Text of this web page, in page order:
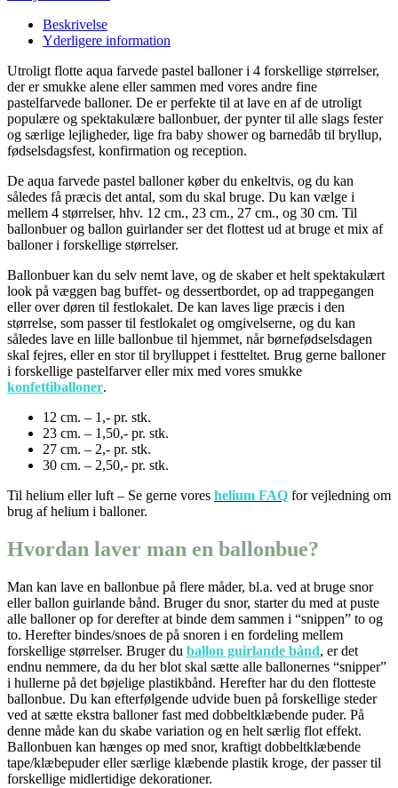
Beskrivelse
Yderligere information
Utroligt flotte aqua farvede pastel balloner i 4 forskellige størrelser,
der er smukke alene eller sammen med vores andre fine
pastelfarvede balloner. De er perfekte til at lave en af de utroligt
populære og spektakulære ballonbuer, der pynter til alle slags fester
og særlige lejligheder, lige fra baby shower og barnedåb til bryllup,
fødselsdagsfest, konfirmation og reception.
De aqua farvede pastel balloner køber du enkeltvis, og du kan
således få præcis det antal, som du skal bruge. Du kan vælge i
mellem 4 størrelser, hhv. 12 cm., 23 cm., 27 cm., og 30 cm. Til
ballonbuer og ballon guirlander ser det flottest ud at bruge et mix af
balloner i forskellige størrelser.
Ballonbuer kan du selv nemt lave, og de skaber et helt spektakulært
look på væggen bag buffet- og dessertbordet, op ad trappegangen
eller over døren til festlokalet. De kan laves lige præcis i den
størrelse, som passer til festlokalet og omgivelserne, og du kan
således lave en lille ballonbue til hjemmet, når børnefødselsdagen
skal fejres, eller en stor til brylluppet i festteltet. Brug gerne balloner
i forskellige pastelfarver eller mix med vores smukke
konfettiballoner.
12 cm. – 1,- pr. stk.
23 cm. – 1,50,- pr. stk.
27 cm. – 2,- pr. stk.
30 cm. – 2,50,- pr. stk.
Til helium eller luft – Se gerne vores helium FAQ for vejledning om
brug af helium i balloner.
Hvordan laver man en ballonbue?
Man kan lave en ballonbue på flere måder, bl.a. ved at bruge snor
eller ballon guirlande bånd. Bruger du snor, starter du med at puste
alle balloner op for derefter at binde dem sammen i “snippen” to og
to. Herefter bindes/snoes de på snoren i en fordeling mellem
forskellige størrelser. Bruger du ballon guirlande bånd, er det
endnu nemmere, da du her blot skal sætte alle ballonernes “snipper”
i hullerne på det bøjelige plastikbånd. Herefter har du den flotteste
ballonbue. Du kan efterfølgende udvide buen på forskellige steder
ved at sætte ekstra balloner fast med dobbeltklæbende puder. På
denne måde kan du skabe variation og en helt særlig flot effekt.
Ballonbuen kan hænges op med snor, kraftigt dobbeltklæbende
tape/klæbepuder eller særlige klæbende plastik kroge, der passer til
forskellige midlertidige dekorationer.